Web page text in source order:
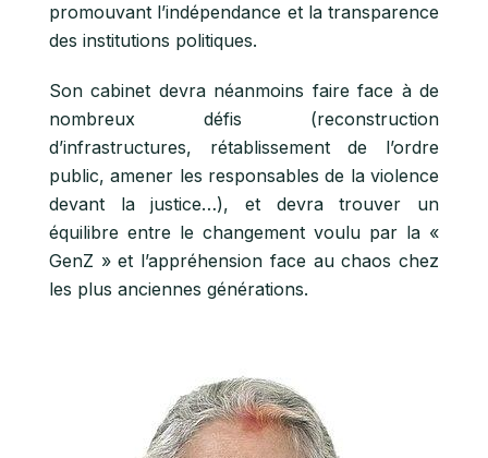
promouvant l’indépendance et la transparence
des institutions politiques.
Son cabinet devra néanmoins faire face à de
nombreux défis (reconstruction
d’infrastructures, rétablissement de l’ordre
public, amener les responsables de la violence
devant la justice…), et devra trouver un
équilibre entre le changement voulu par la «
GenZ » et l’appréhension face au chaos chez
les plus anciennes générations.